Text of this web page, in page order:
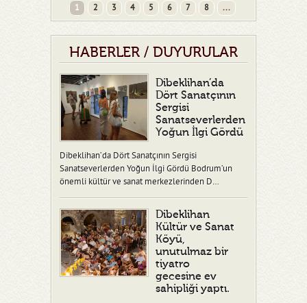
1 2 3 4 5 6 7 8 ...
HABERLER / DUYURULAR
Dibeklihan’da
Dört Sanatçının
Sergisi
Sanatseverlerden
Yoğun İlgi Gördü
Dibeklihan’da Dört Sanatçının Sergisi
Sanatseverlerden Yoğun İlgi Gördü Bodrum’un
önemli kültür ve sanat merkezlerinden D…
Dibeklihan
Kültür ve Sanat
Köyü,
unutulmaz bir
tiyatro
gecesine ev
sahipliği yaptı.